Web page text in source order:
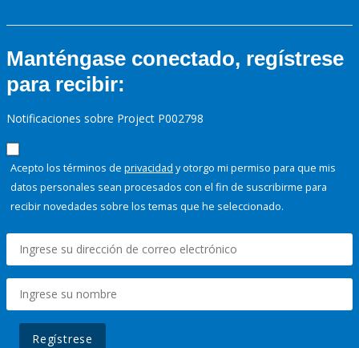
Manténgase conectado, regístrese
para recibir:
Notificaciones sobre Project P002798
Acepto los términos de privacidad y otorgo mi permiso para que mis
datos personales sean procesados con el fin de suscribirme para
recibir novedades sobre los temas que he seleccionado.
Regístrese